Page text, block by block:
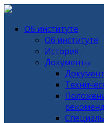
Об институте
Об институте
История
Документы